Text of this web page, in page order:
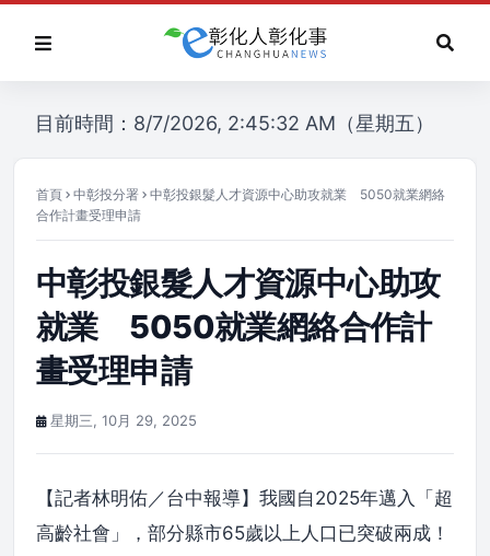
目前時間：8/7/2026, 2:45:32 AM（星期五）
首頁 中彰投分署
中彰投銀髮人才資源中心助攻就業 5050就業網絡
合作計畫受理申請
中彰投銀髮人才資源中心助攻
就業 5050就業網絡合作計
畫受理申請
星期三, 10月 29, 2025
【記者林明佑／台中報導】我國自2025年邁入「超
高齡社會」，部分縣市65歲以上人口已突破兩成！